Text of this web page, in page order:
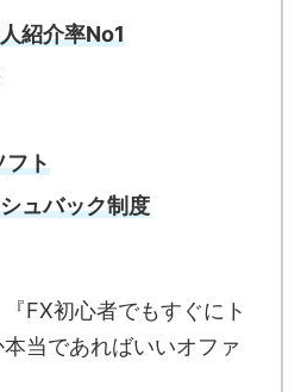
紹介率No1
フト
ュバック制度
FX初心者でもすぐにト
当であればいいオファ